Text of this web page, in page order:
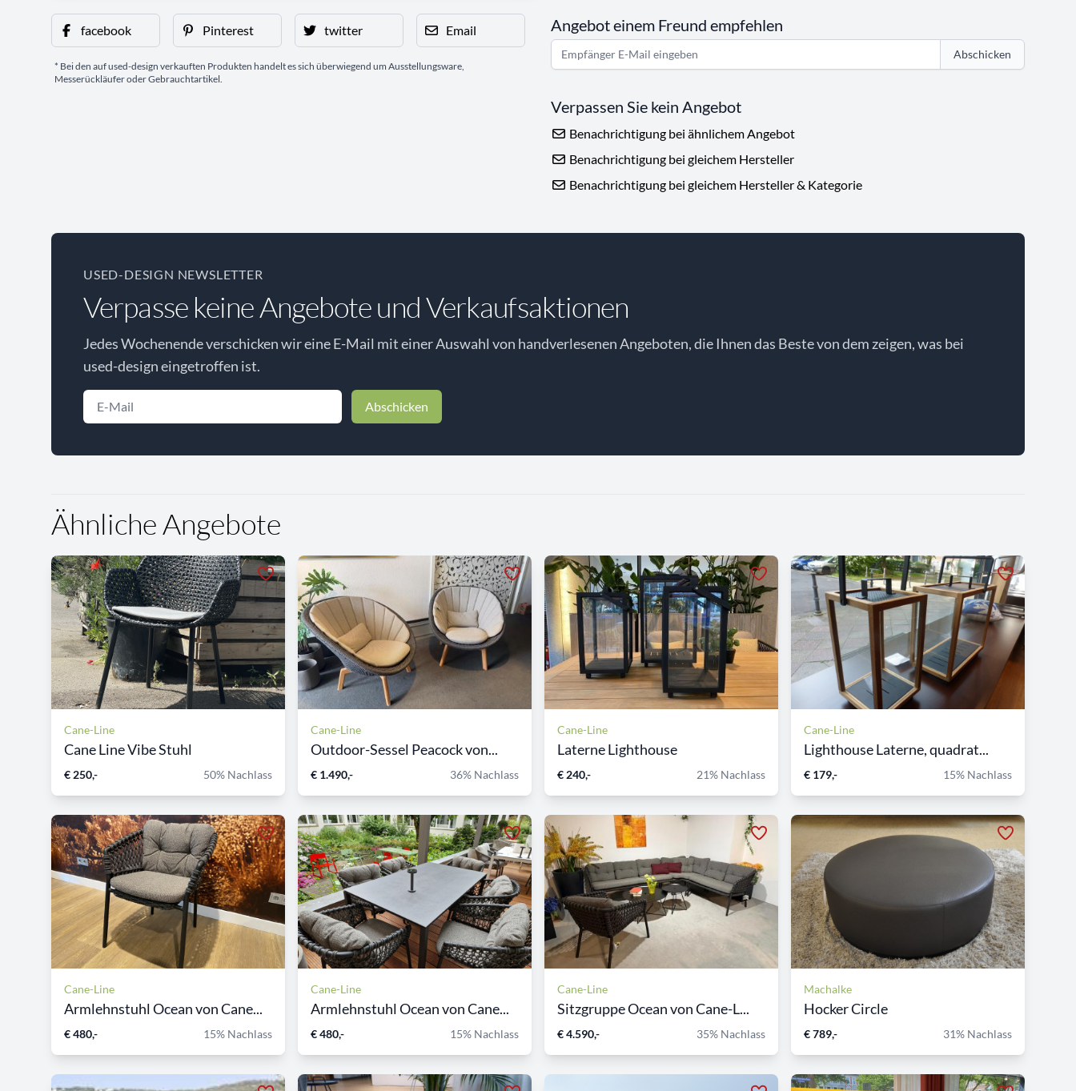
facebook Pinterest twitter Email
* Bei den auf used-design verkauften Produkten handelt es sich überwiegend um Ausstellungsware,
Messerückläufer oder Gebrauchtartikel.
Angebot einem Freund empfehlen
Abschicken
Verpassen Sie kein Angebot
Benachrichtigung bei ähnlichem Angebot
Benachrichtigung bei gleichem Hersteller
Benachrichtigung bei gleichem Hersteller & Kategorie
USED-DESIGN NEWSLETTER
Verpasse keine Angebote und Verkaufsaktionen
Jedes Wochenende verschicken wir eine E-Mail mit einer Auswahl von handverlesenen Angeboten, die Ihnen das Beste von dem zeigen, was bei
used-design eingetroffen ist.
Abschicken
Ähnliche Angebote
Cane-Line
Cane Line Vibe Stuhl
€ 250,- 50% Nachlass
Cane-Line
Outdoor-Sessel Peacock von...
€ 1.490,- 36% Nachlass
Cane-Line
Laterne Lighthouse
€ 240,- 21% Nachlass
Cane-Line
Lighthouse Laterne, quadrat...
€ 179,- 15% Nachlass
Cane-Line
Armlehnstuhl Ocean von Cane...
€ 480,- 15% Nachlass
Cane-Line
Armlehnstuhl Ocean von Cane...
€ 480,- 15% Nachlass
Cane-Line
Sitzgruppe Ocean von Cane-L...
€ 4.590,- 35% Nachlass
Machalke
Hocker Circle
€ 789,- 31% Nachlass